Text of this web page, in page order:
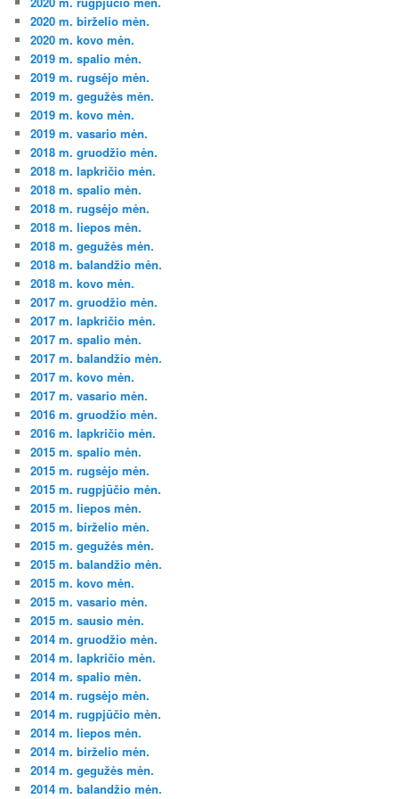
2020 m. birželio mėn.
2020 m. kovo mėn.
2019 m. spalio mėn.
2019 m. rugsėjo mėn.
2019 m. gegužės mėn.
2019 m. kovo mėn.
2019 m. vasario mėn.
2018 m. gruodžio mėn.
2018 m. lapkričio mėn.
2018 m. spalio mėn.
2018 m. rugsėjo mėn.
2018 m. liepos mėn.
2018 m. gegužės mėn.
2018 m. balandžio mėn.
2018 m. kovo mėn.
2017 m. gruodžio mėn.
2017 m. lapkričio mėn.
2017 m. spalio mėn.
2017 m. balandžio mėn.
2017 m. kovo mėn.
2017 m. vasario mėn.
2016 m. gruodžio mėn.
2016 m. lapkričio mėn.
2015 m. spalio mėn.
2015 m. rugsėjo mėn.
2015 m. rugpjūčio mėn.
2015 m. liepos mėn.
2015 m. birželio mėn.
2015 m. gegužės mėn.
2015 m. balandžio mėn.
2015 m. kovo mėn.
2015 m. vasario mėn.
2015 m. sausio mėn.
2014 m. gruodžio mėn.
2014 m. lapkričio mėn.
2014 m. spalio mėn.
2014 m. rugsėjo mėn.
2014 m. rugpjūčio mėn.
2014 m. liepos mėn.
2014 m. birželio mėn.
2014 m. gegužės mėn.
2014 m. balandžio mėn.